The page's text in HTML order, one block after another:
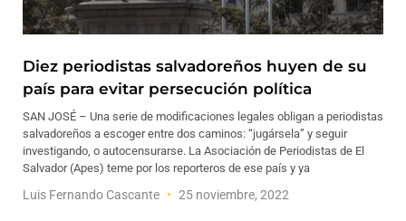
Diez periodistas salvadoreños huyen de su
país para evitar persecución política
SAN JOSÉ – Una serie de modificaciones legales obligan a periodistas
salvadoreños a escoger entre dos caminos: “jugársela” y seguir
investigando, o autocensurarse. La Asociación de Periodistas de El
Salvador (Apes) teme por los reporteros de ese país y ya
Luis Fernando Cascante 25 noviembre, 2022